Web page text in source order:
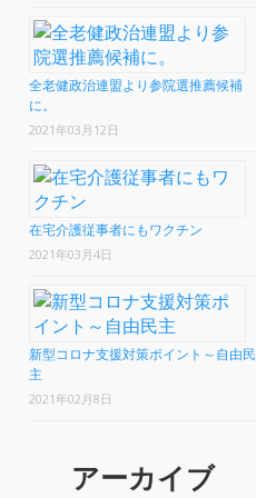
全老健政治連盟より参院選推薦候補
に。
2021年03月12日
在宅介護従事者にもワクチン
2021年03月4日
新型コロナ支援対策ポイント～自由民
主
2021年02月8日
アーカイブ